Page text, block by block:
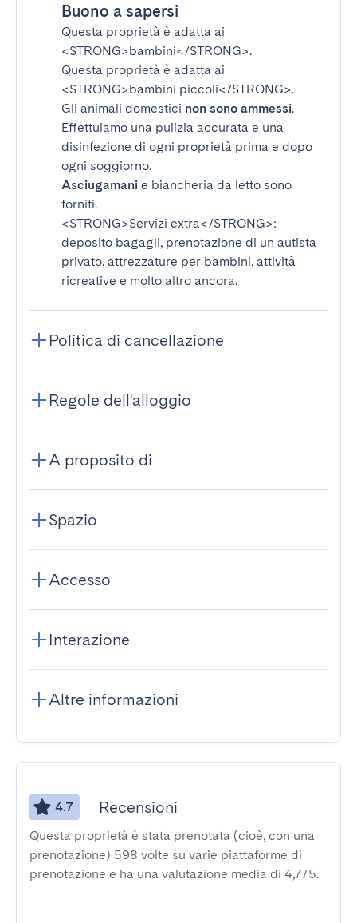
Buono a sapersi
Questa proprietà è adatta ai
<STRONG>bambini</STRONG>.
Questa proprietà è adatta ai
<STRONG>bambini piccoli</STRONG>.
Gli animali domestici non sono ammessi.
Effettuiamo una pulizia accurata e una
disinfezione di ogni proprietà prima e dopo
ogni soggiorno.
Asciugamani e biancheria da letto sono
forniti.
<STRONG>Servizi extra</STRONG>:
deposito bagagli, prenotazione di un autista
privato, attrezzature per bambini, attività
ricreative e molto altro ancora.
Politica di cancellazione
Regole dell'alloggio
A proposito di
Spazio
Accesso
Interazione
Altre informazioni
4.7 Recensioni
Questa proprietà è stata prenotata (cioè, con una
prenotazione) 598 volte su varie piattaforme di
prenotazione e ha una valutazione media di 4,7/5.